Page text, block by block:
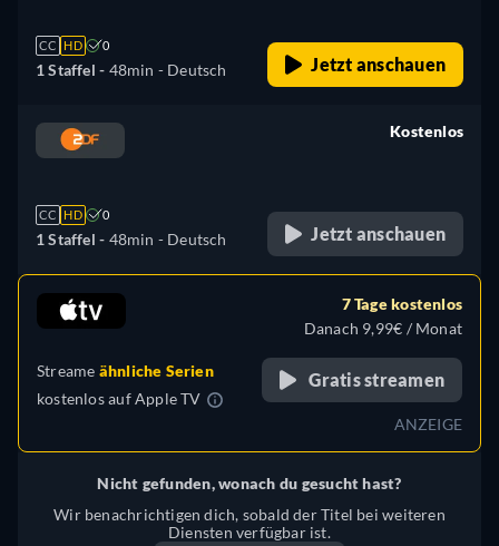
CC HD 0
1 Staffel - 48min - Deutsch Jetzt anschauen
CC HD 0
1 Staffel - 48min - Deutsch
Kostenlos
Jetzt anschauen
Streame ähnliche Serien
kostenlos aufApple TV
7 Tage kostenlos
Danach 9,99€ / Monat
Gratis streamen
ANZEIGE
Nicht gefunden, wonach du gesucht hast?
Wir benachrichtigen dich, sobald der Titel bei weiteren
Diensten verfügbar ist.